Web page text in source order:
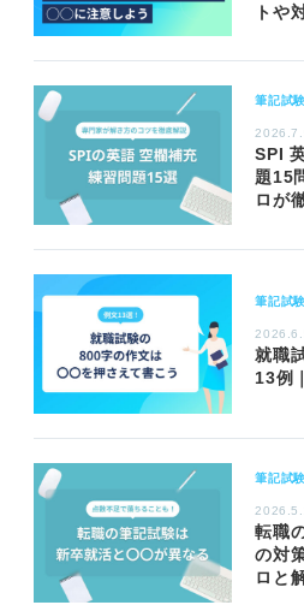
トや
筆記試
SPI
題15
ロが
筆記試
就職
13例
筆記試
転職
の対
ロと